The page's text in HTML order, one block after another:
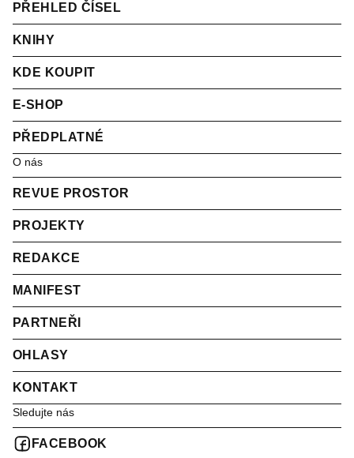
PŘEHLED ČÍSEL
KNIHY
KDE KOUPIT
E-SHOP
PŘEDPLATNÉ
O nás
REVUE PROSTOR
PROJEKTY
REDAKCE
MANIFEST
PARTNEŘI
OHLASY
KONTAKT
Sledujte nás
FACEBOOK